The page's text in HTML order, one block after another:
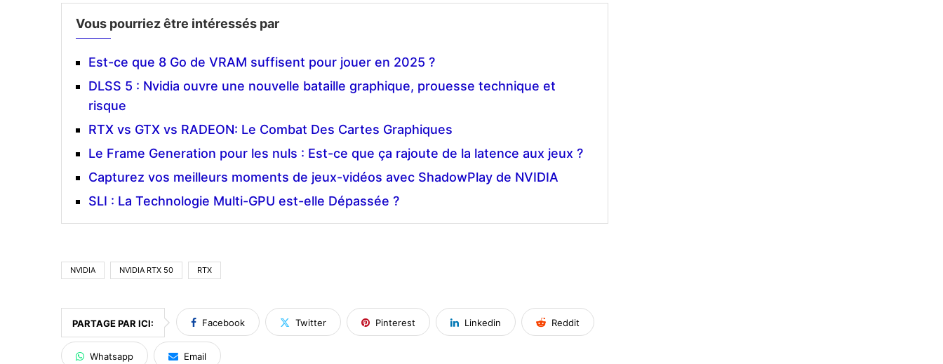
Vous pourriez être intéressés par
Est-ce que 8 Go de VRAM suffisent pour jouer en 2025 ?
DLSS 5 : Nvidia ouvre une nouvelle bataille graphique, prouesse technique et
risque
RTX vs GTX vs RADEON: Le Combat Des Cartes Graphiques
Le Frame Generation pour les nuls : Est-ce que ça rajoute de la latence aux jeux ?
Capturez vos meilleurs moments de jeux-vidéos avec ShadowPlay de NVIDIA
SLI : La Technologie Multi-GPU est-elle Dépassée ?
NVIDIA NVIDIA RTX 50 RTX
PARTAGE PAR ICI: Facebook Twitter Pinterest Linkedin Reddit
Whatsapp Email